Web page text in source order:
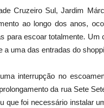
Cruzeiro Sul, Jardim
ao longo dos anos,
para escoar totalmente. Um
uma das entradas do
interrupção no
da rua Sete
que foi necessário instalar